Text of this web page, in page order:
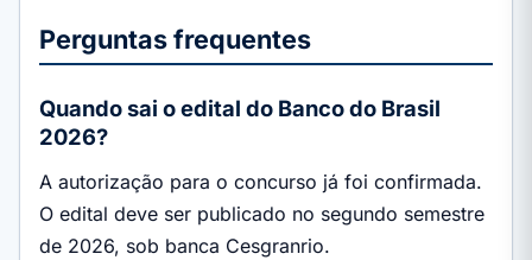
Perguntas frequentes
Quando sai o edital do Banco do Brasil
2026?
A autorização para o concurso já foi confirmada.
O edital deve ser publicado no segundo semestre
de 2026, sob banca Cesgranrio.